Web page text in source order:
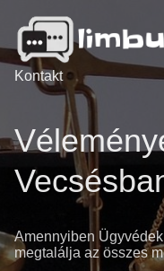
Kontakt
Amennyiben
megtalálja az összes